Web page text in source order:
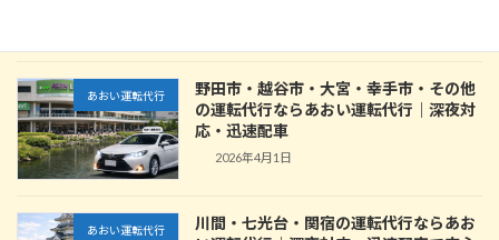
あおい運転代行
野田市・越谷市・大宮・幸手市・その他
の運転代行ならあおい運転代行｜深夜対
応・迅速配車
2026年4月1日
あおい運転代行
川間・七光台・関宿の運転代行ならあお